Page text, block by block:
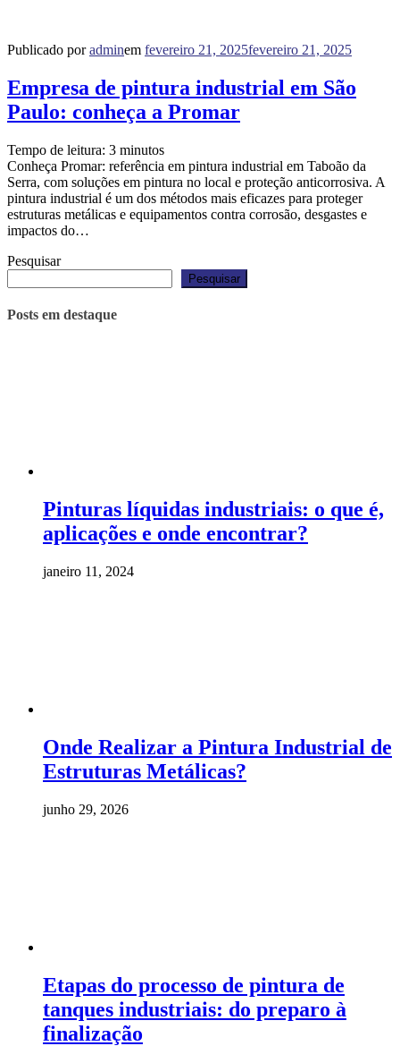
Publicado poradminem fevereiro 21, 2025fevereiro 21, 2025
Empresa de pintura industrial em São
Paulo: conheça a Promar
Tempo de leitura: 3 minutos
Conheça Promar: referência em pintura industrial em Taboão da
Serra, com soluções em pintura no local e proteção anticorrosiva. A
pintura industrial é um dos métodos mais eficazes para proteger
estruturas metálicas e equipamentos contra corrosão, desgastes e
impactos do…
Pesquisar
Pesquisar
Posts em destaque
Pinturas líquidas industriais: o que é,
aplicações e onde encontrar?
janeiro 11, 2024
Onde Realizar a Pintura Industrial de
Estruturas Metálicas?
junho 29, 2026
Etapas do processo de pintura de
tanques industriais: do preparo à
finalização